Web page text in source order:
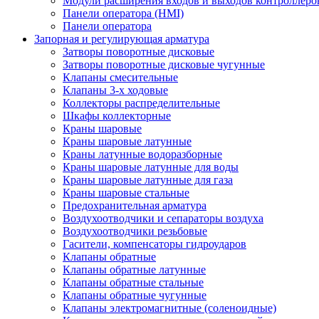
Панели оператора (HMI)
Панели оператора
Запорная и регулирующая арматура
Затворы поворотные дисковые
Затворы поворотные дисковые чугунные
Клапаны смесительные
Клапаны 3-х ходовые
Коллекторы распределительные
Шкафы коллекторные
Краны шаровые
Краны шаровые латунные
Краны латунные водоразборные
Краны шаровые латунные для воды
Краны шаровые латунные для газа
Краны шаровые стальные
Предохранительная арматура
Воздухоотводчики и сепараторы воздуха
Воздухоотводчики резьбовые
Гасители, компенсаторы гидроударов
Клапаны обратные
Клапаны обратные латунные
Клапаны обратные стальные
Клапаны обратные чугунные
Клапаны электромагнитные (соленоидные)